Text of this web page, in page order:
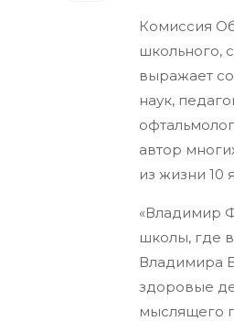
Комиссия
школьного,
выражает
наук,
автор
из жизни 10
«Владимир
школы, где
Владимира
здоровые
мыслящего